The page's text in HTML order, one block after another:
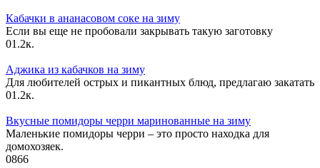
Кабачки в ананасовом соке на зиму
Если вы еще не пробовали закрывать такую заготовку
01.2к.
Аджика из кабачков на зиму
Для любителей острых и пикантных блюд, предлагаю закатать
01.2к.
Вкусные помидоры черри маринованные на зиму
Маленькие помидоры черри – это просто находка для
домохозяек.
0866